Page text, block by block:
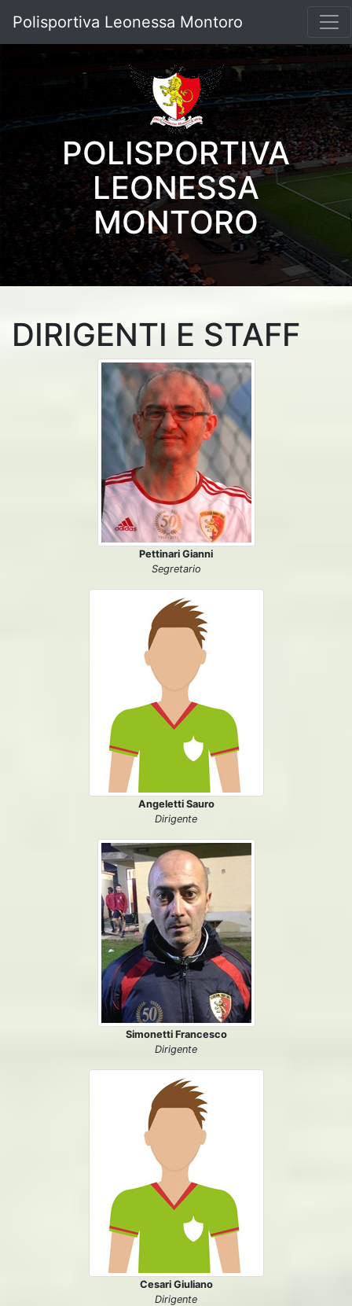
Polisportiva Leonessa Montoro
POLISPORTIVA
LEONESSA
MONTORO
DIRIGENTI E STAFF
Pettinari Gianni
Segretario
Angeletti Sauro
Dirigente
Simonetti Francesco
Dirigente
Cesari Giuliano
Dirigente